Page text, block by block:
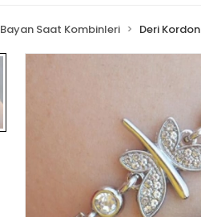
Bayan Saat Kombinleri Deri Kordon